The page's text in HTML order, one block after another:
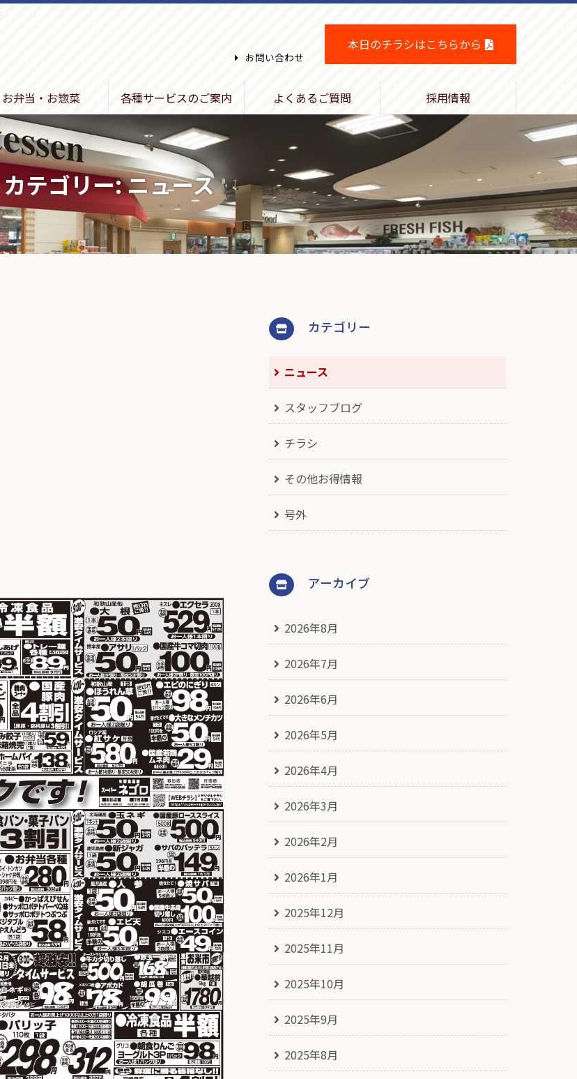
本日のチラシはこちらから
お問い合わせ
お弁当・お惣菜 各種サービスのご案内 よくあるご質問 採用情報
カテゴリー:ニュース
カテゴリー
ニュース
スタッフブログ
チラシ
その他お得情報
号外
アーカイブ
2026年8月
2026年7月
2026年6月
2026年5月
2026年4月
2026年3月
2026年2月
2026年1月
2025年12月
2025年11月
2025年10月
2025年9月
2025年8月